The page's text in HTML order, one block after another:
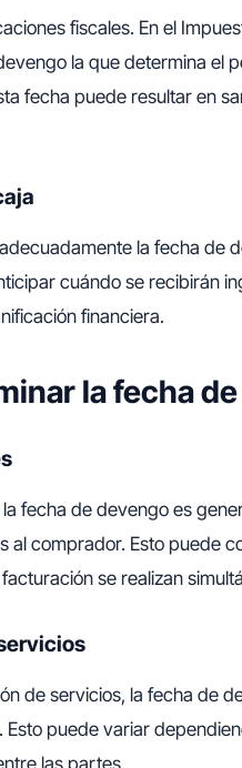
fiscales. En el
la que determina el
fecha puede resultar en
la fecha de
cuándo se recibirán
financiera.
la fecha
fecha de devengo es
al comprador. Esto puede
se realizan
de servicios, la fecha de
puede variar